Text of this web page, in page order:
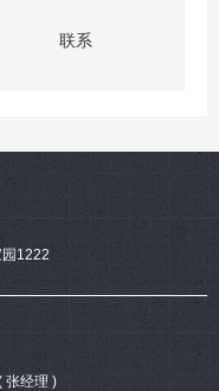
联系
1222
张经理 )